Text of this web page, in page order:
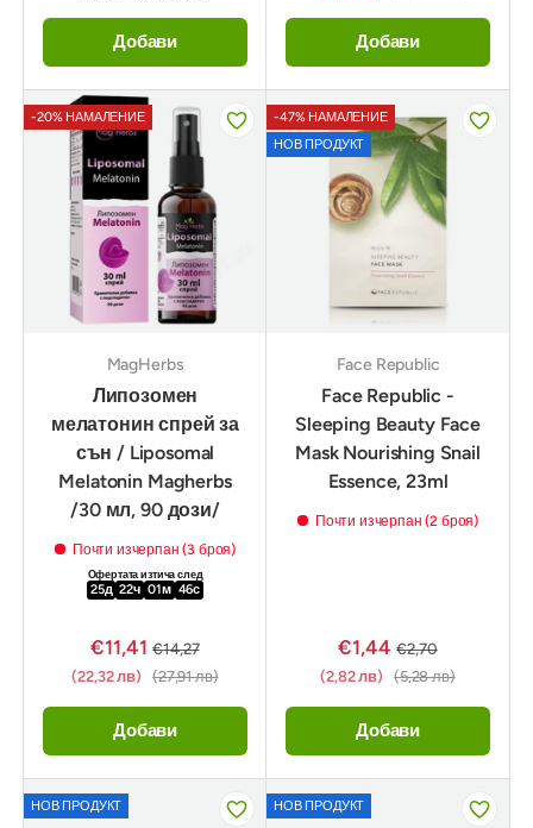
Добави Добави
-20% НАМАЛЕНИЕ
MagHerbs
Липозомен
мелатонин спрей за
сън / Liposomal
Melatonin Magherbs
/30 мл, 90 дози/
Почти изчерпан (3 броя)
Офертата изтича след
25д 22ч 01м 44с
€11,41 €14,27
(22,32 лв) (27,91 лв)
Добави
-47% НАМАЛЕНИЕ
НОВ ПРОДУКТ
Face Republic
Face Republic -
Sleeping Beauty Face
Mask Nourishing Snail
Essence, 23ml
Почти изчерпан (2 броя)
€1,44 €2,70
(2,82 лв) (5,28 лв)
Добави
НОВ ПРОДУКТ НОВ ПРОДУКТ